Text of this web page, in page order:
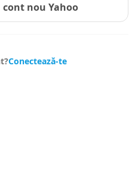
cont nou Yahoo
Conectează-te